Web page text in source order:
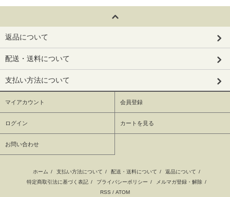
返品について
配送・送料について
支払い方法について
マイアカウント 会員登録
ログイン カートを見る
お問い合わせ
ホーム / 支払い方法について / 配送・送料について / 返品について /
特定商取引法に基づく表記 / プライバシーポリシー / メルマガ登録・解除 /
RSS / ATOM